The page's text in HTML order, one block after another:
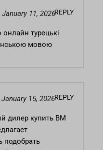
January 11, 2026REPLY
онлайн турецькі
мовою
January 15, 2026REPLY
дилер купить BM
подобрать